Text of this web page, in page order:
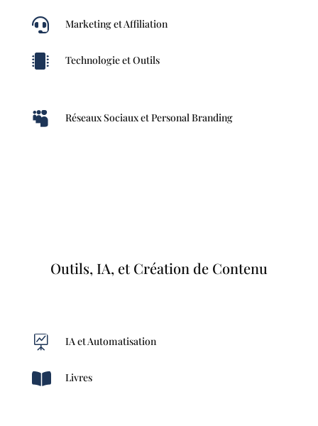
 Marketing et Affiliation
 Technologie et Outils
 Réseaux Sociaux et Personal Branding
Outils, IA, et Création de Contenu
 IA et Automatisation
 Livres